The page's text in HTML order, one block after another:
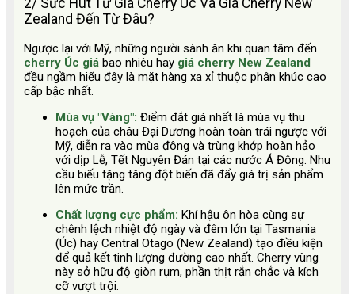
Zealand Đến Từ Đâu?
Ngược lại với Mỹ, những người sành ăn khi quan tâm đến
cherry Úc giá bao nhiêu hay giá cherry New Zealand
đều ngầm hiểu đây là mặt hàng xa xỉ thuộc phân khúc cao
cấp bậc nhất.
Mùa vụ "Vàng": Điểm đắt giá nhất là mùa vụ thu
hoạch của châu Đại Dương hoàn toàn trái ngược với
Mỹ, diễn ra vào mùa đông và trùng khớp hoàn hảo
với dịp Lễ, Tết Nguyên Đán tại các nước Á Đông. Nhu
cầu biếu tặng tăng đột biến đã đẩy giá trị sản phẩm
lên mức trần.
Chất lượng cực phẩm: Khí hậu ôn hòa cùng sự
chênh lệch nhiệt độ ngày và đêm lớn tại Tasmania
(Úc) hay Central Otago (New Zealand) tạo điều kiện
để quả kết tinh lượng đường cao nhất. Cherry vùng
này sở hữu độ giòn rụm, phần thịt rắn chắc và kích
cỡ vượt trội.